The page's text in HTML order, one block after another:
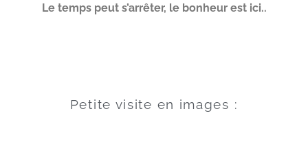
Le temps peut s’arrêter, le bonheur est ici..
Petite visite en images :